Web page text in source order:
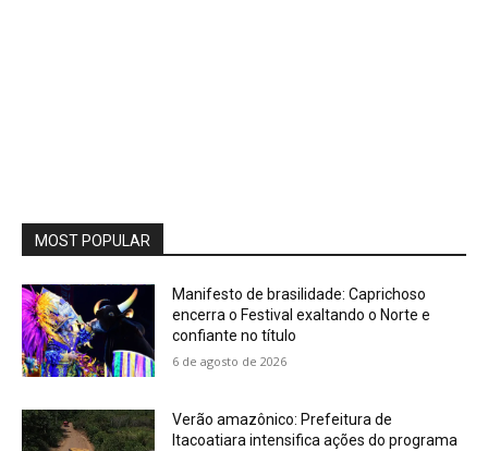
MOST POPULAR
Manifesto de brasilidade: Caprichoso
encerra o Festival exaltando o Norte e
confiante no título
6 de agosto de 2026
Verão amazônico: Prefeitura de
Itacoatiara intensifica ações do programa